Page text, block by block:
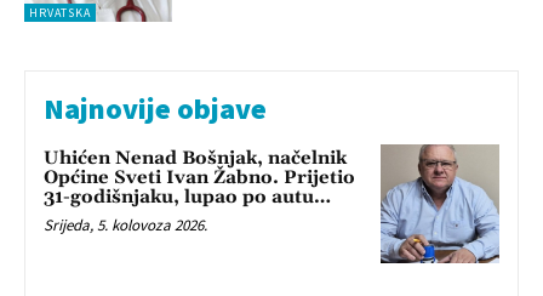
HRVATSKA
Najnovije objave
Uhićen Nenad Bošnjak, načelnik
Općine Sveti Ivan Žabno. Prijetio
31-godišnjaku, lupao po autu…
Srijeda, 5. kolovoza 2026.